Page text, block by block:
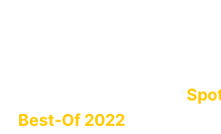
Best-Of 2022